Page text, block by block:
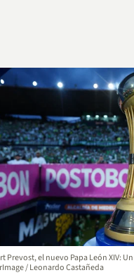
Prevost, el nuevo Papa León XIV:
/ Leonardo Castañeda